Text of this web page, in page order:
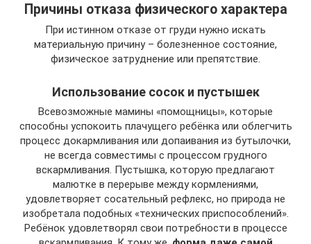
Причины отказа физического характера
При истинном отказе от груди нужно искать
материальную причину – болезненное состояние,
физическое затруднение или препятствие.
Использование сосок и пустышек
Всевозможные мамины «помощницы», которые
способны успокоить плачущего ребёнка или облегчить
процесс докармливания или допаивания из бутылочки,
не всегда совместимы с процессом грудного
вскармливания. Пустышка, которую предлагают
малютке в перерыве между кормлениями,
удовлетворяет сосательный рефлекс, но природа не
изобретала подобных «технических приспособлений».
Ребёнок удовлетворял свои потребности в процессе